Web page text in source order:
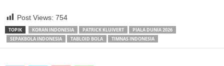
Post Views: 754
TOPIK KORAN INDONESIA PATRICK KLUIVERT
PIALA DUNIA 2026
SEPAKBOLA INDONESIA
TABLOID BOLA TIMNAS INDONESIA